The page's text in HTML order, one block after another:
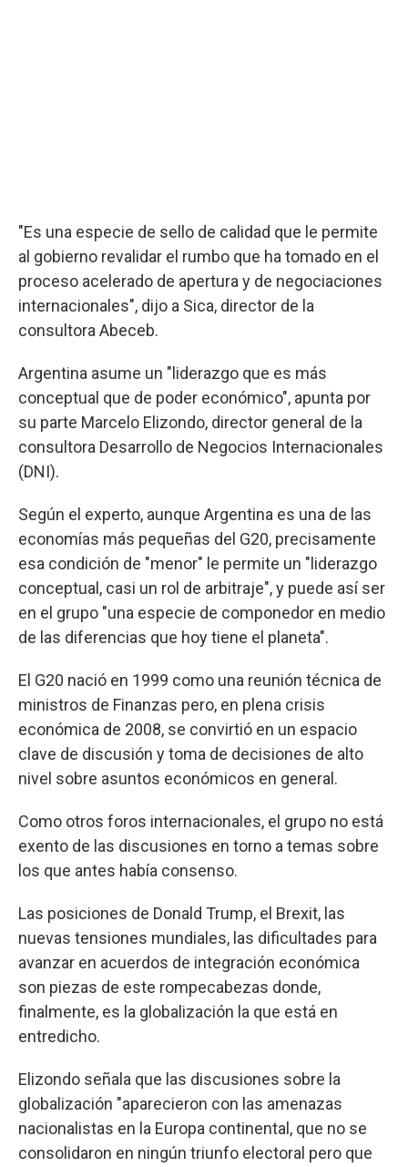
"Es una especie de sello de calidad que le permite
al gobierno revalidar el rumbo que ha tomado en el
proceso acelerado de apertura y de negociaciones
internacionales", dijo a Sica, director de la
consultora Abeceb.
Argentina asume un "liderazgo que es más
conceptual que de poder económico", apunta por
su parte Marcelo Elizondo, director general de la
consultora Desarrollo de Negocios Internacionales
(DNI).
Según el experto, aunque Argentina es una de las
economías más pequeñas del G20, precisamente
esa condición de "menor" le permite un "liderazgo
conceptual, casi un rol de arbitraje", y puede así ser
en el grupo "una especie de componedor en medio
de las diferencias que hoy tiene el planeta".
El G20 nació en 1999 como una reunión técnica de
ministros de Finanzas pero, en plena crisis
económica de 2008, se convirtió en un espacio
clave de discusión y toma de decisiones de alto
nivel sobre asuntos económicos en general.
Como otros foros internacionales, el grupo no está
exento de las discusiones en torno a temas sobre
los que antes había consenso.
Las posiciones de Donald Trump, el Brexit, las
nuevas tensiones mundiales, las dificultades para
avanzar en acuerdos de integración económica
son piezas de este rompecabezas donde,
finalmente, es la globalización la que está en
entredicho.
Elizondo señala que las discusiones sobre la
globalización "aparecieron con las amenazas
nacionalistas en la Europa continental, que no se
consolidaron en ningún triunfo electoral pero que